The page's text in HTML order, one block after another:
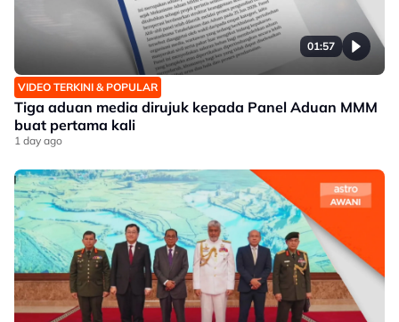
01:57
VIDEO TERKINI & POPULAR
Tiga aduan media dirujuk kepada Panel Aduan MMM
buat pertama kali
1 day ago